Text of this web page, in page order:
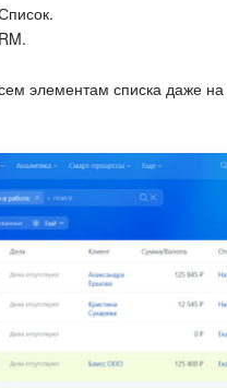
элементам списка даже на